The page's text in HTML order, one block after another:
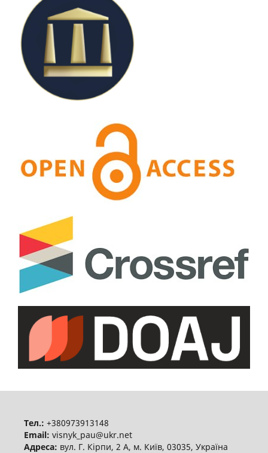
Тел.: +380973913148
Email: visnyk_pau@ukr.net
Адреса: вул. Г. Кірпи, 2 А, м. Київ, 03035, Україна